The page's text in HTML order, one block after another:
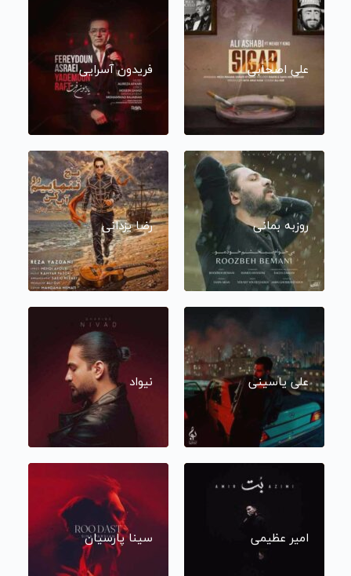
علی اصحابی فریدون آسرایی
روزبه بمانی رضا یزدانی
علی یاسینی نیواد
امیر عظیمی سینا پارسیان